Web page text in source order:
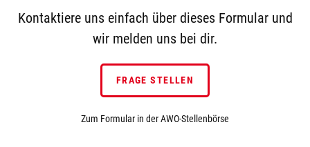
Kontaktiere uns einfach über dieses Formular und
wir melden uns bei dir.
FRAGE STELLEN
Zum Formular in der AWO-Stellenbörse